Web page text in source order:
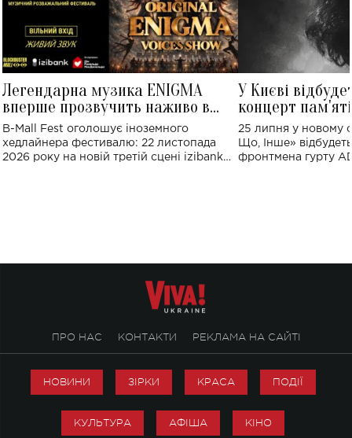
Легендарна музика ENIGMA
вперше прозвучить наживо в
Україні: де відбудеться концерт
B-Mall Fest оголошує іноземного
хедлайнера фестивалю: 22 листопада
2026 року на новій третій сцені izibank
У Києві
концерт
Клименка:
виконають
25 липня у новому
Що, Інше»
фронтмена гурту
ПРО НАС КОНТАКТИ РЕКЛАМА НА САЙТІ
НОВИНИ ЗІРКИ КРАСА ПОДІЇ
КУЛЬТУРА АФІША КІНО